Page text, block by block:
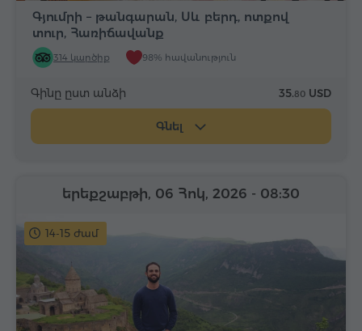
Գյումրի – թանգարան, Սև բերդ, ոտքով
տուր, Հառիճավանք
314 կարծիք 98% հավանություն
Գինը ըստ անձի 35.80 USD
Գնել
14-15 ժամ
երեքշաբթի, 06 Հոկ, 2026 - 08:30